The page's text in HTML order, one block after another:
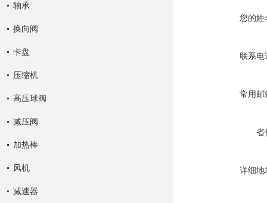
轴承
换向阀
卡盘
压缩机
高压球阀
减压阀
加热棒
风机
减速器
您的姓
联系电
常用邮
省
详细地